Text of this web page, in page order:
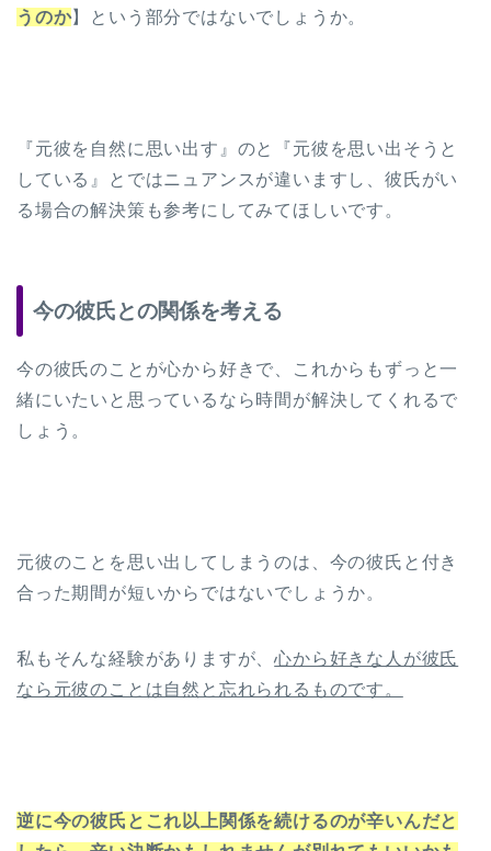
うのか】という部分ではないでしょうか。
『元彼を自然に思い出す』のと『元彼を思い出そうと
している』とではニュアンスが違いますし、彼氏がい
る場合の解決策も参考にしてみてほしいです。
今の彼氏との関係を考える
今の彼氏のことが心から好きで、これからもずっと一
緒にいたいと思っているなら時間が解決してくれるで
しょう。
元彼のことを思い出してしまうのは、今の彼氏と付き
合った期間が短いからではないでしょうか。
私もそんな経験がありますが、心から好きな人が彼氏
なら元彼のことは自然と忘れられるものです。
逆に今の彼氏とこれ以上関係を続けるのが辛いんだと